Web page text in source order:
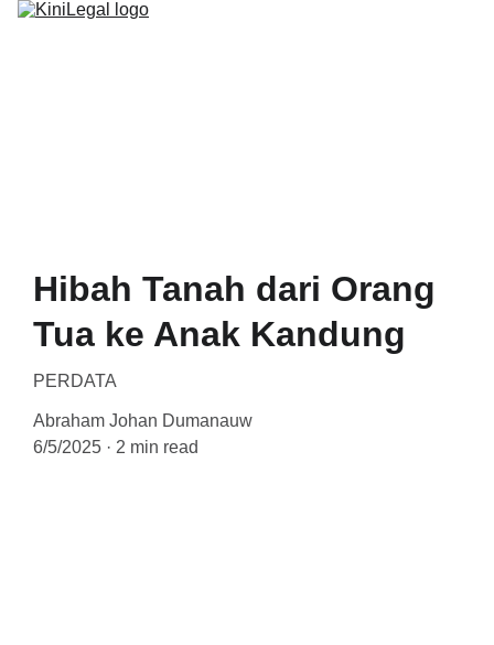
Hibah Tanah dari Orang
Tua ke Anak Kandung
PERDATA
Abraham Johan Dumanauw
6/5/2025
2 min read